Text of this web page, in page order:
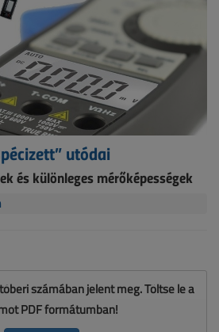
utódai
és különleges mérőképességek
számában jelent meg. Töltse le a
PDF formátumban!